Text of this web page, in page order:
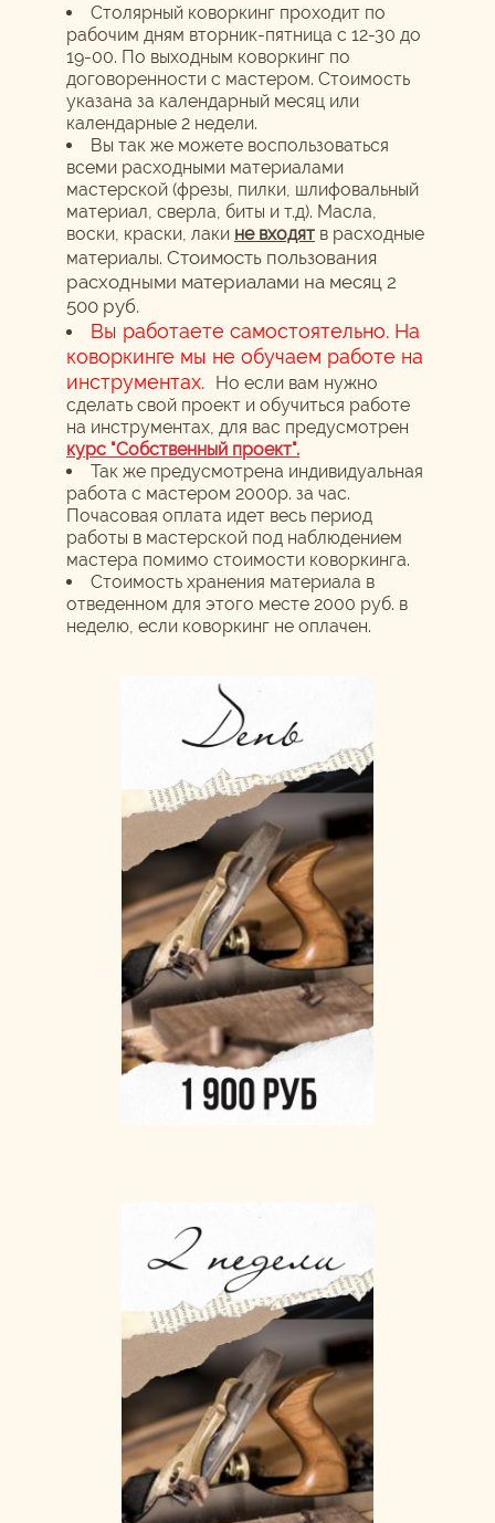
Столярный коворкинг проходит по
рабочим дням вторник-пятница с 12-30 до
19-00. По выходным коворкинг по
договоренности с мастером. Стоимость
указана за календарный месяц или
календарные 2 недели.
Вы так же можете воспользоваться
всеми расходными материалами
мастерской (фрезы, пилки, шлифовальный
материал, сверла, биты и т.д). Масла,
воски, краски, лаки не входят в расходные
материалы. Стоимость пользования
расходными материалами на месяц 2
500 руб.
Вы работаете самостоятельно. На
коворкинге мы не обучаем работе на
инструментах. Но если вам нужно
сделать свой проект и обучиться работе
на инструментах, для вас предусмотрен
курс "Собственный проект".
Так же предусмотрена индивидуальная
работа с мастером 2000р. за час.
Почасовая оплата идет весь период
работы в мастерской под наблюдением
мастера помимо стоимости коворкинга.
Стоимость хранения материала в
отведенном для этого месте 2000 руб. в
неделю, если коворкинг не оплачен.